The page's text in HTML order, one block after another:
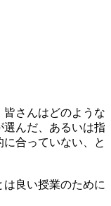
さんはどのような
選んだ、あるいは指
合っていない、と
良い授業のために